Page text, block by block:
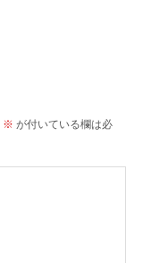
※ が付いている欄は必